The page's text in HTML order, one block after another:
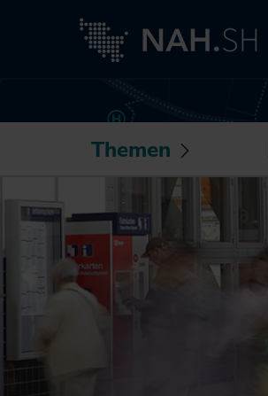
Themen
Untermenü
öffnen /
schließen
Neuigkeiten
Besser fahren
Akkuzüge
NAH.ran!
Wissenswertes